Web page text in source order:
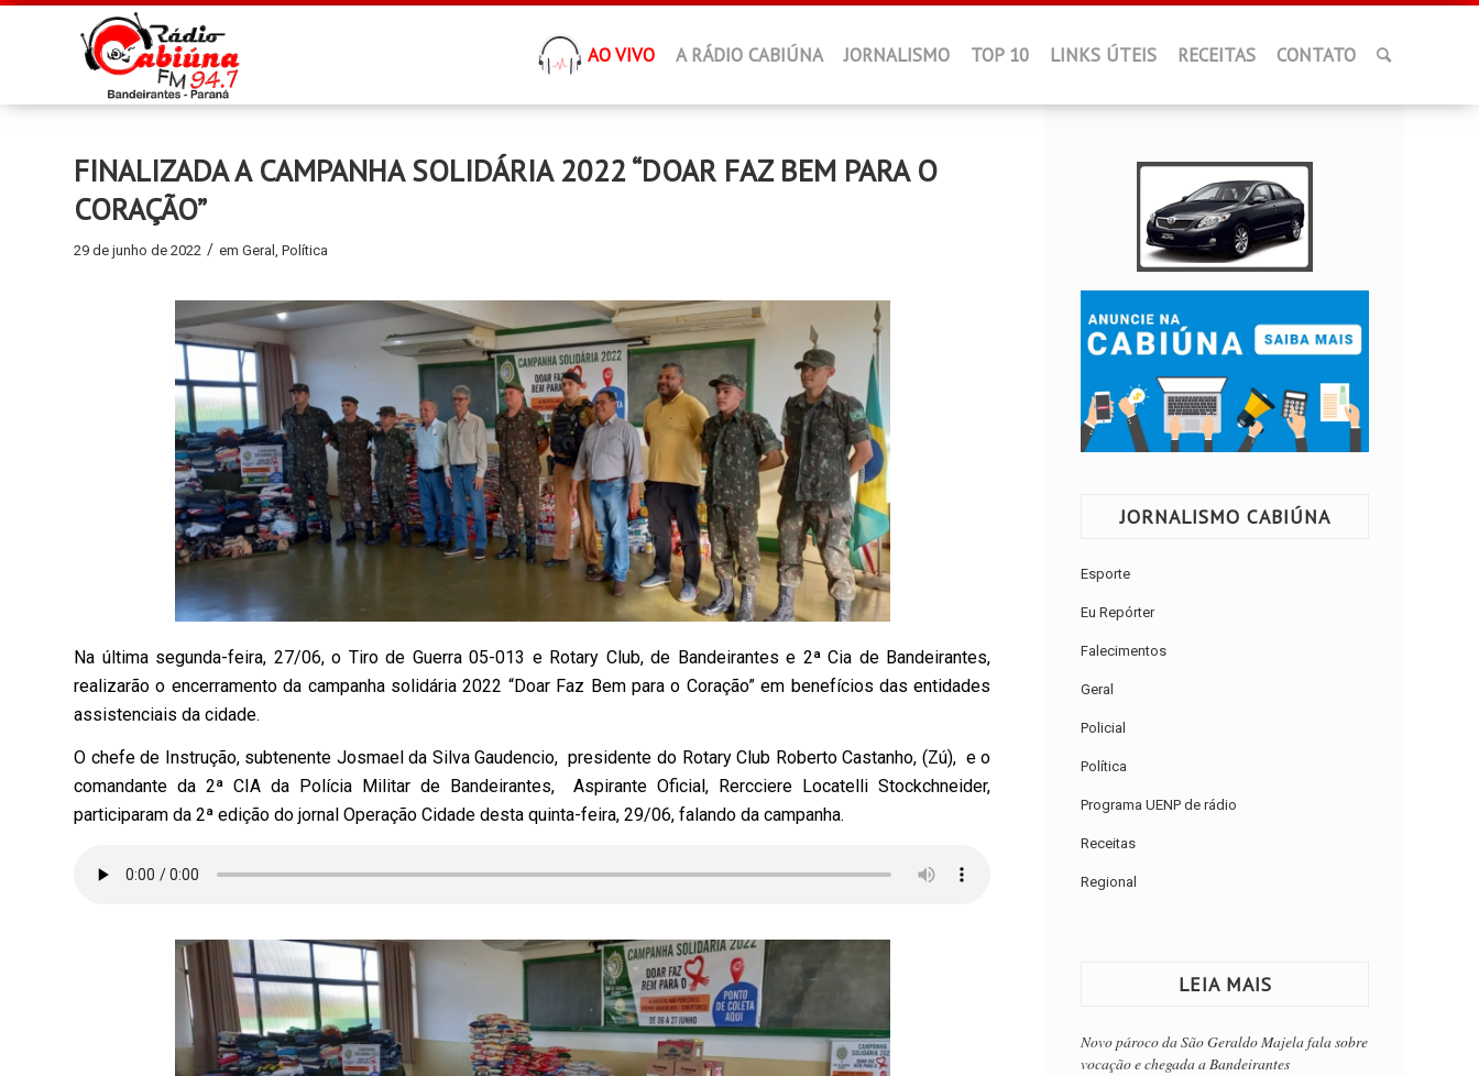
AO VIVO A RÁDIO CABIÚNA JORNALISMO TOP 10 LINKS ÚTEIS RECEITAS CONTATO
FINALIZADA A CAMPANHA SOLIDÁRIA 2022 “DOAR FAZ BEM PARA O
CORAÇÃO”
29 de junho de 2022 / em Geral , Política
Na última segunda-feira, 27/06, o Tiro de Guerra 05-013 e Rotary Club, de Bandeirantes e 2ª Cia de Bandeirantes,
realizarão o encerramento da campanha solidária 2022 “Doar Faz Bem para o Coração” em benefícios das entidades
assistenciais da cidade.
O chefe de Instrução, subtenente Josmael da Silva Gaudencio, presidente do Rotary Club Roberto Castanho, (Zú), e o
comandante da 2ª CIA da Polícia Militar de Bandeirantes, Aspirante Oficial, Rercciere Locatelli Stockchneider,
participaram da 2ª edição do jornal Operação Cidade desta quinta-feira, 29/06, falando da campanha.
JORNALISMO CABIÚNA
Esporte
Eu Repórter
Falecimentos
Geral
Policial
Política
Programa UENP de rádio
Receitas
Regional
LEIA MAIS
Novo pároco da São Geraldo Majela fala sobre
vocação e chegada a Bandeirantes